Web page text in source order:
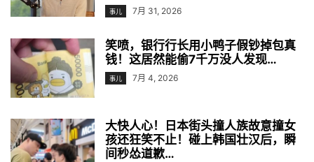
事儿 7月 31, 2026
笑喷，银行行长用小鸭子假钞掉包真
钱！这居然能偷7千万没人发现…
事儿 7月 4, 2026
大快人心！日本街头撞人族故意撞女
孩还狂笑不止！碰上韩国壮汉后，瞬
间秒怂道歉…